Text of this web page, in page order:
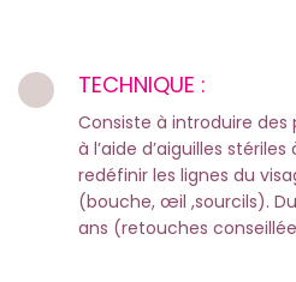
TECHNIQUE :
Consiste à introduire des
à l’aide d’aiguilles
redéfinir les lignes du
(bouche, œil ,sourcils).
ans (retouches